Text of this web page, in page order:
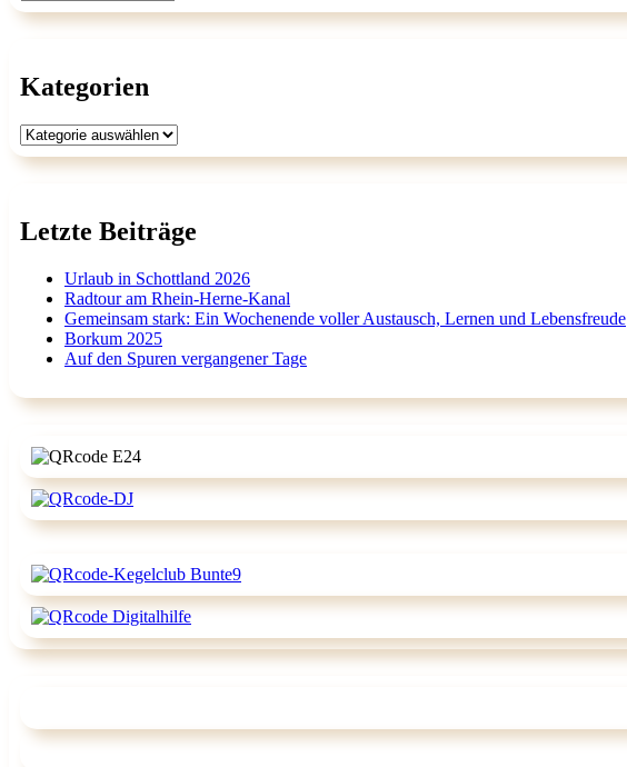
Kategorien
Kategorien
Letzte Beiträge
Urlaub in Schottland 2026
Radtour am Rhein-Herne-Kanal
Gemeinsam stark: Ein Wochenende voller Austausch, Lernen und Lebensfreude
Borkum 2025
Auf den Spuren vergangener Tage